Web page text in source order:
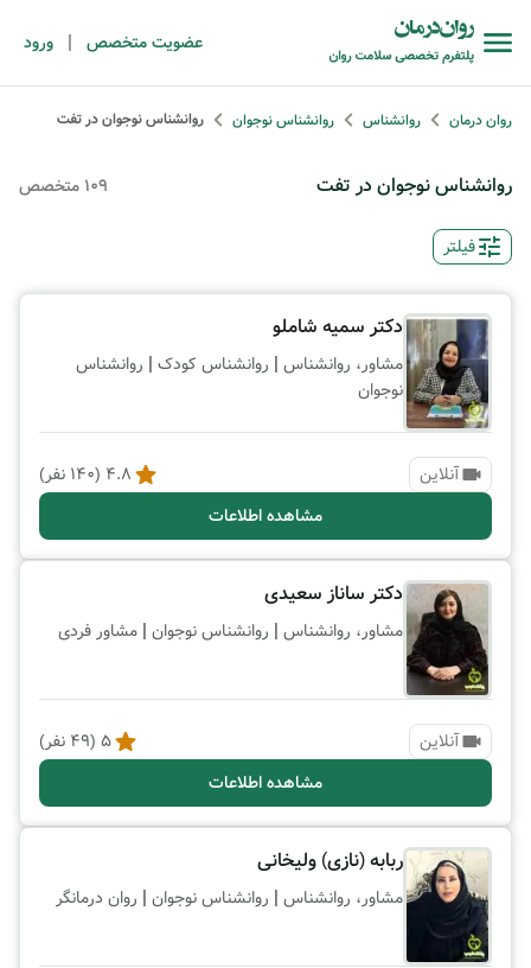
عضویت متخصص | ورود
روان درمان روانشناس روانشناس نوجوان روانشناس نوجوان در تفت
روانشناس نوجوان در تفت 109 متخصص
فیلتر
دکتر سمیه شاملو
مشاور، روانشناس | روانشناس کودک | روانشناس
نوجوان
آنلاین 4.8
(
140 نفر)
مشاهده اطلاعات
دکتر ساناز سعیدی
مشاور، روانشناس | روانشناس نوجوان | مشاور فردی
آنلاین 5
(
49 نفر)
مشاهده اطلاعات
ربابه (نازی) ولیخانی
مشاور، روانشناس | روانشناس نوجوان | روان درمانگر